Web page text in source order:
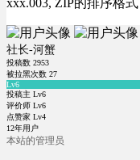
xxx.003, ZIP的排序格
社长-河蟹
投稿数 2953
被拉黑次数 27
Lv6
投稿主 Lv6
评价师 Lv6
点赞家 Lv4
12年用户
本站的管理员